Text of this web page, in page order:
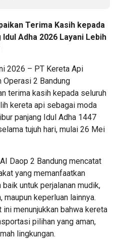
Terima Kasih kepada
Adha 2026 Layani Lebih
2026 – PT Kereta Api
2 Bandung
terima kasih kepada seluruh
kereta api sebagai moda
panjang Idul Adha 1447
tujuh hari, mulai 26 Mei
Daop 2 Bandung mencatat
yang memanfaatkan
untuk perjalanan mudik,
keperluan lainnya.
menunjukkan bahwa kereta
pilihan yang aman,
lingkungan.